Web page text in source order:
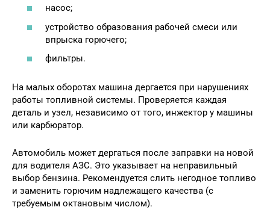
насос;
устройство образования рабочей смеси или
впрыска горючего;
фильтры.
На малых оборотах машина дергается при нарушениях
работы топливной системы. Проверяется каждая
деталь и узел, независимо от того, инжектор у машины
или карбюратор.
Автомобиль может дергаться после заправки на новой
для водителя АЗС. Это указывает на неправильный
выбор бензина. Рекомендуется слить негодное топливо
и заменить горючим надлежащего качества (с
требуемым октановым числом).